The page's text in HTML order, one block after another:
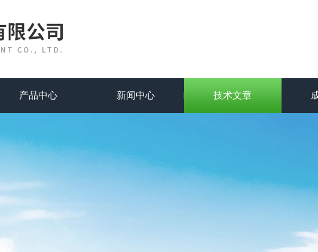
产品中心 新闻中心 技术文章